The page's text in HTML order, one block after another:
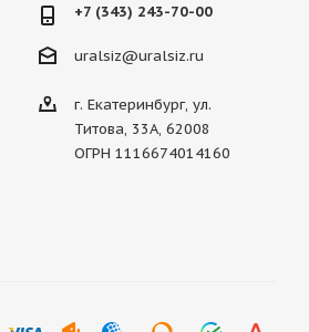
+7 (343) 243-70-00
uralsiz@uralsiz.ru
г. Екатеринбург, ул.
Титова, 33А, 62008
ОГРН 1116674014160